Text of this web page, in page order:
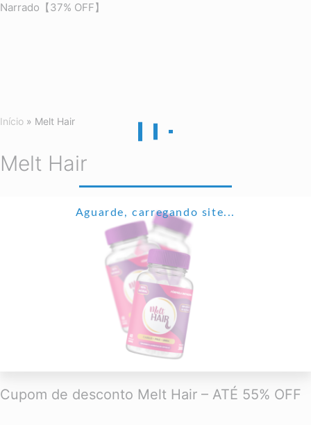
Aguarde, carregando site...
Narrado【37% OFF】
Início » Melt Hair
Melt Hair
Cupom de desconto Melt Hair – ATÉ 55% OFF